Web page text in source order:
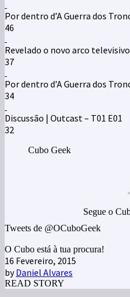
Por dentro d’A Guerra dos
46
Revelado o novo arco
37
Por dentro d’A Guerra dos
34
Discussão | Outcast – T01 E01
32
Cubo Geek
Segue o
Tweets de @OCuboGeek
O Cubo está à tua procura!
16 Fevereiro, 2015
byDaniel Alvares
READ STORY